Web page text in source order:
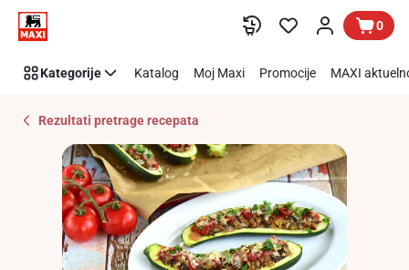
Preskoči link
Recipe
Details
0
Kategorije Katalog Moj Maxi Promocije MAXI
Rezultati pretrage recepata